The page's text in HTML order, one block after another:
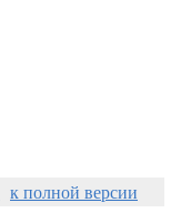
к полной версии